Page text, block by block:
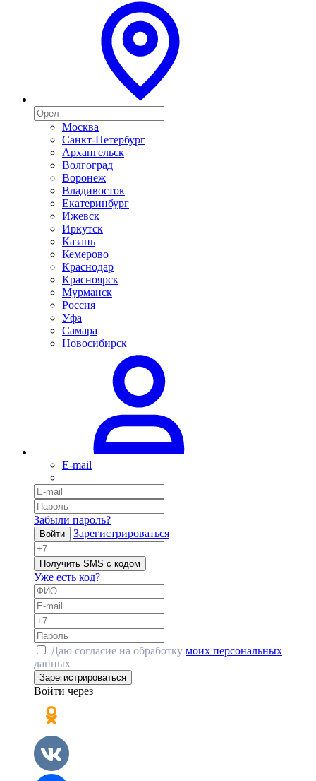
Москва
Санкт-Петербург
Архангельск
Волгоград
Воронеж
Владивосток
Екатеринбург
Ижевск
Иркутск
Казань
Кемерово
Краснодар
Красноярск
Мурманск
Россия
Уфа
Самара
Новосибирск
E-mail
Забыли пароль?
Войти Зарегистрироваться
Получить SMS с кодом
Уже есть код?
Даю согласие на обработку моих персональных
данных
Зарегистрироваться
Войти через